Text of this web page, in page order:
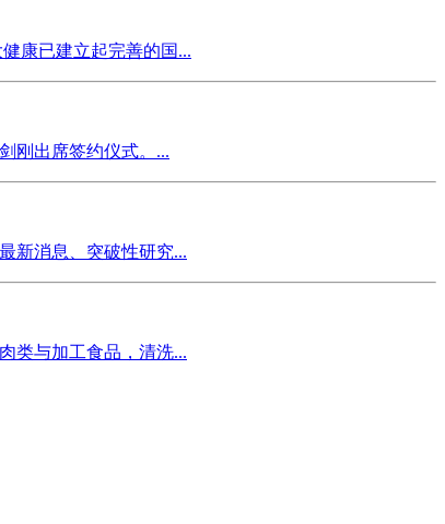
康已建立起完善的国...
刚出席签约仪式。...
新消息、突破性研究...
类与加工食品，清洗...